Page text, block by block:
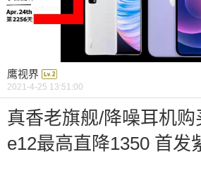
鹰视界
2021-4-25 13:51:00
真香老旗舰/降噪耳机购
e12最高直降1350 首发
真香老旗舰/降噪耳机购